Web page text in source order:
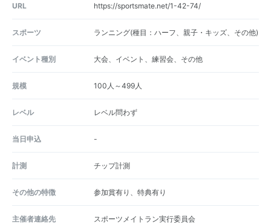
URL https://sportsmate.net/1-42-74/
スポーツ ランニング(種目：ハーフ、親子・キッズ、その他)
イベント種別 大会、イベント、練習会、その他
規模 100人～499人
レベル レベル問わず
当日申込 -
計測 チップ計測
その他の特徴 参加賞有り、特典有り
主催者連絡先
スポーツメイトラン実行委員会